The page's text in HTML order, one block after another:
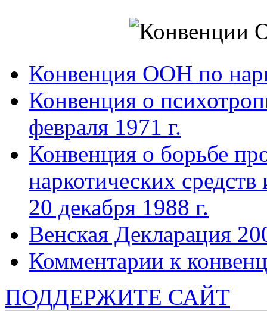
Конвенция ООН по
Конвенция о
февраля 1971 г.
Конвенция о борьбе
наркотических
20 декабря 1988 г.
Венская Декларация
Комментарии к
ПОДДЕРЖИТЕ САЙТ